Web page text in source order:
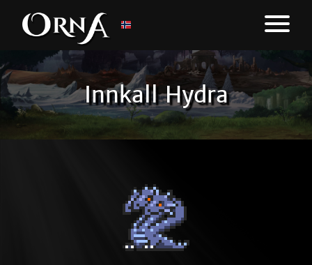
Innkall Hydra